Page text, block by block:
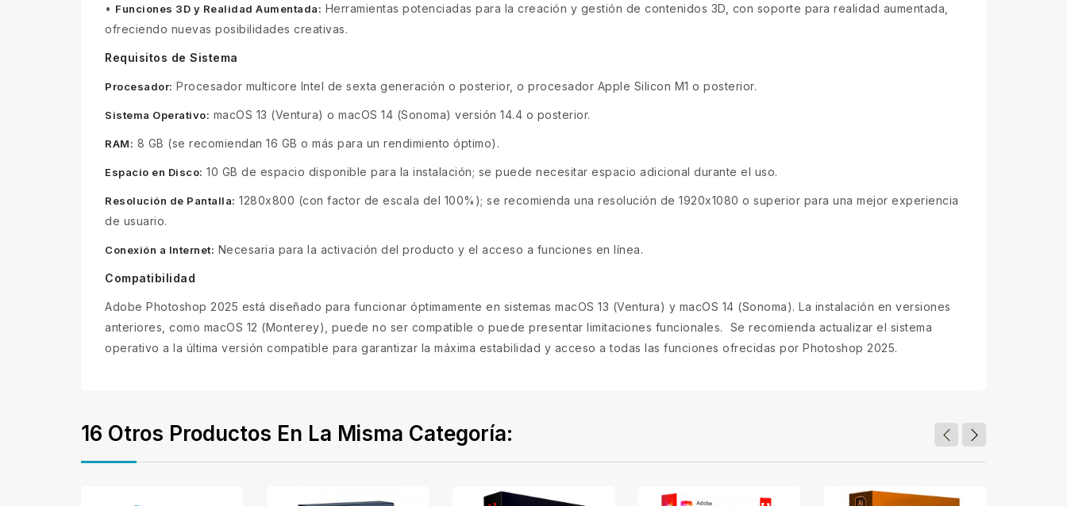
• Funciones 3D y Realidad Aumentada: Herramientas potenciadas para la creación y gestión de contenidos 3D, con soporte para realidad aumentada,
ofreciendo nuevas posibilidades creativas.
Requisitos de Sistema
Procesador: Procesador multicore Intel de sexta generación o posterior, o procesador Apple Silicon M1 o posterior.
Sistema Operativo: macOS 13 (Ventura) o macOS 14 (Sonoma) versión 14.4 o posterior.
RAM: 8 GB (se recomiendan 16 GB o más para un rendimiento óptimo).
Espacio en Disco: 10 GB de espacio disponible para la instalación; se puede necesitar espacio adicional durante el uso.
Resolución de Pantalla: 1280x800 (con factor de escala del 100%); se recomienda una resolución de 1920x1080 o superior para una mejor experiencia
de usuario.
Conexión a Internet: Necesaria para la activación del producto y el acceso a funciones en línea.
Compatibilidad
Adobe Photoshop 2025 está diseñado para funcionar óptimamente en sistemas macOS 13 (Ventura) y macOS 14 (Sonoma). La instalación en versiones
anteriores, como macOS 12 (Monterey), puede no ser compatible o puede presentar limitaciones funcionales.
Se recomienda actualizar el sistema
operativo a la última versión compatible para garantizar la máxima estabilidad y acceso a todas las funciones ofrecidas por Photoshop 2025.
16 Otros Productos En La Misma Categoría: